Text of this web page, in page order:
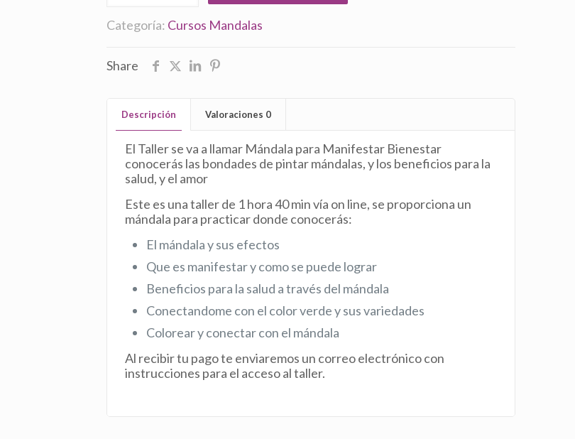
Manifestar
Salud
Categoría: Cursos Mandalas
Share
Descripción Valoraciones 0
El Taller se va a llamar Mándala para Manifestar Bienestar
conocerás las bondades de pintar mándalas, y los beneficios para la
salud, y el amor
Este es una taller de 1 hora 40 min vía on line, se proporciona un
mándala para practicar donde conocerás:
El mándala y sus efectos
Que es manifestar y como se puede lograr
Beneficios para la salud a través del mándala
Conectandome con el color verde y sus variedades
Colorear y conectar con el mándala
Al recibir tu pago te enviaremos un correo electrónico con
instrucciones para el acceso al taller.